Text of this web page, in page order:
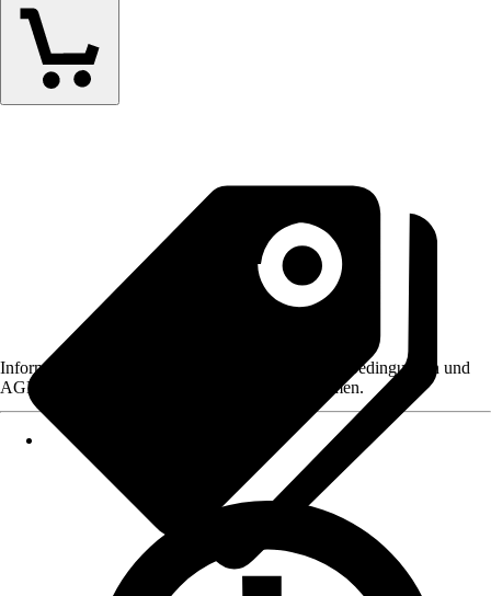
Informationen des Verkäufers, wie z. B. Rückgabebedingungen und
AGB, finden Sie bei Klick auf den Verkäufernamen.